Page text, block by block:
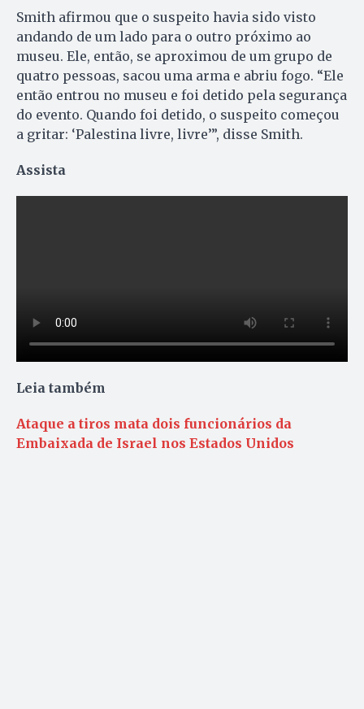
Smith afirmou que o suspeito havia sido visto
andando de um lado para o outro próximo ao
museu. Ele, então, se aproximou de um grupo de
quatro pessoas, sacou uma arma e abriu fogo. “Ele
então entrou no museu e foi detido pela segurança
do evento. Quando foi detido, o suspeito começou
a gritar: ‘Palestina livre, livre’”, disse Smith.
Assista
Leia também
Ataque a tiros mata dois funcionários da
Embaixada de Israel nos Estados Unidos